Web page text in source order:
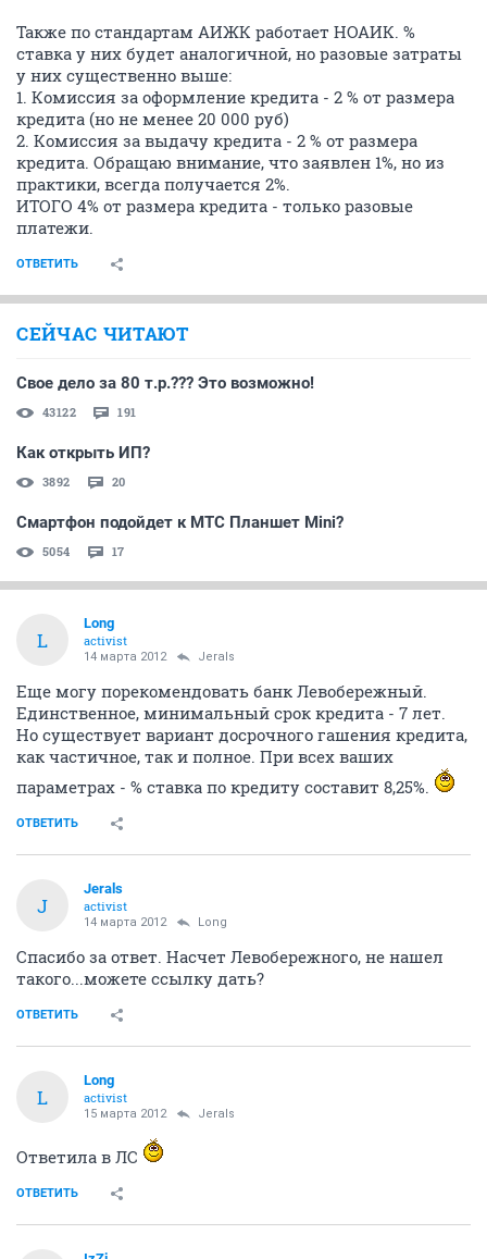
Также по стандартам АИЖК работает НОАИК. %
ставка у них будет аналогичной, но разовые затраты
у них существенно выше:
1. Комиссия за оформление кредита - 2 % от размера
кредита (но не менее 20 000 руб)
2. Комиссия за выдачу кредита - 2 % от размера
кредита. Обращаю внимание, что заявлен 1%, но из
практики, всегда получается 2%.
ИТОГО 4% от размера кредита - только разовые
платежи.
ОТВЕТИТЬ
СЕЙЧАС ЧИТАЮТ
Свое дело за 80 т.р.??? Это возможно!
43122 191
Как открыть ИП?
3892 20
Смартфон подойдет к МТС Планшет Mini?
5054 17
L
Long
activist
14 марта 2012 Jerals
Еще могу порекомендовать банк Левобережный.
Единственное, минимальный срок кредита - 7 лет.
Но существует вариант досрочного гашения кредита,
как частичное, так и полное. При всех ваших
параметрах - % ставка по кредиту составит 8,25%.
ОТВЕТИТЬ
J
Jerals
activist
14 марта 2012 Long
Спасибо за ответ. Насчет Левобережного, не нашел
такого...можете ссылку дать?
ОТВЕТИТЬ
L
Long
activist
15 марта 2012 Jerals
Ответила в ЛС
ОТВЕТИТЬ